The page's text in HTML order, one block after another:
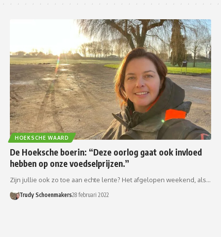
HOEKSCHE WAARD
De Hoeksche boerin: “Deze oorlog gaat ook invloed
hebben op onze voedselprijzen.”
Zijn jullie ook zo toe aan echte lente? Het afgelopen weekend, als…
Trudy Schoenmakers28 februari 2022